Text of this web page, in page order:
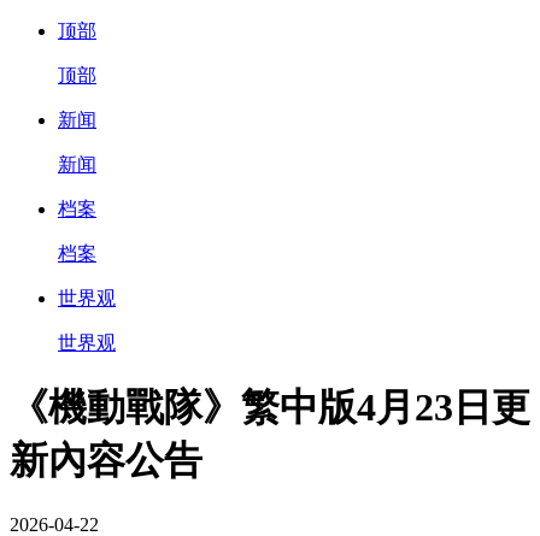
顶部
顶部
新闻
新闻
档案
档案
世界观
世界观
《機動戰隊》繁中版4月23日更
新內容公告
2026-04-22